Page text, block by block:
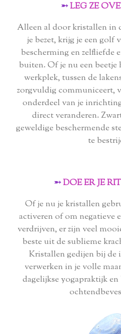
➵LEG ZE
Alleen al door kristallen in
je bezet, krijg je een golf
bescherming en zelfliefde
buiten. Of je nu een
werkplek, tussen de
zorgvuldig communiceert,
onderdeel van je
direct veranderen.
geweldige beschermende
te
➵DOE ER JE
Of je nu je kristallen
activeren of om negatieve
verdrijven, er zijn veel
beste uit de sublieme
Kristallen gedijen bij de
verwerken in je volle
dagelijkse yogapraktijk